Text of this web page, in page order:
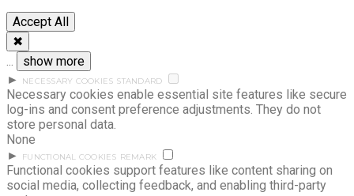
Accept All
✖
show more
►
NECESSARY COOKIES STANDARD
Necessary cookies enable essential site features like secure
log-ins and consent preference adjustments. They do not
store personal data.
None
►
FUNCTIONAL COOKIES REMARK
Functional cookies support features like content sharing on
social media, collecting feedback, and enabling third-party